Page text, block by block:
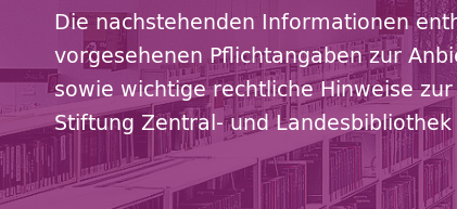
Die nachstehenden Informationen
vorgesehenen Pflichtangaben zur
sowie wichtige rechtliche Hinweise
Stiftung Zentral- und